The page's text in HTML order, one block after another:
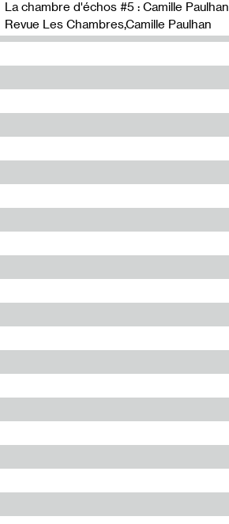
La chambre d'échos #5 : Camille Paulhan
Revue Les Chambres,Camille Paulhan